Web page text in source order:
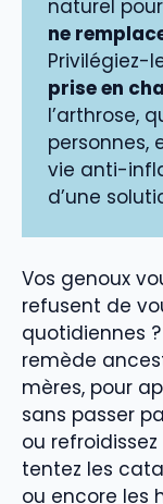
naturel
ne
Privilégiez-
prise en
l’arthrose,
personnes,
vie anti-
d’une
Vos genoux
refusent de
quotidiennes
remède
mères, pour
sans passer
ou
tentez les
ou encore les